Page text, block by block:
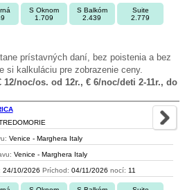
S Oknom
1.709
S Balkóm
2.439
Suite
2.779
prístavných daní, bez poistenia a bez
si kalkuláciu pre zobrazenie ceny.
noc/os. od 12r., € 6/noc/deti 2-11r., do
Venice - Marghera Italy
Venice - Marghera Italy
24/10/2026 Príchod: 04/11/2026 nocí: 11